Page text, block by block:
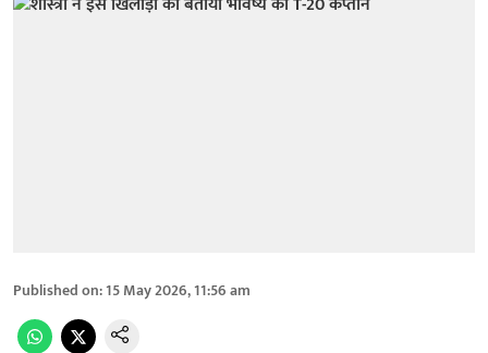
Published on:15 May 2026, 11:56 am